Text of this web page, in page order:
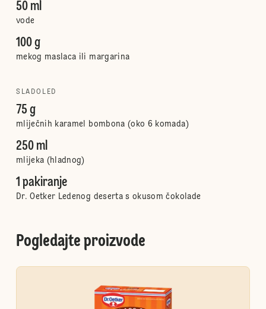
50 ml
vode
100 g
mekog maslaca ili margarina
SLADOLED
75 g
mliječnih karamel bombona (oko 6 komada)
250 ml
mlijeka (hladnog)
1 pakiranje
Dr. Oetker Ledenog deserta s okusom čokolade
Pogledajte proizvode